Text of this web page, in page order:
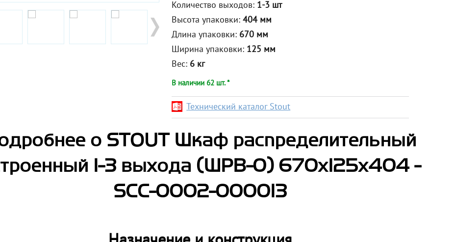
Количество выходов: 1-3 шт
Высота упаковки:404 мм
Длина упаковки: 670 мм
Ширина упаковки: 125 мм
Вес: 6 кг
В наличии 62 шт. *
Технический каталог Stout
о STOUT Шкаф распределительный
1-3 выхода (ШРВ-0) 670х125х404 -
SCC-0002-000013